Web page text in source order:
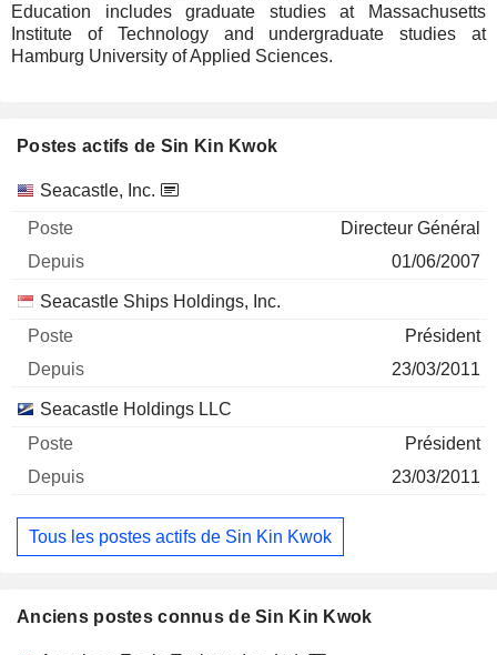
Education includes graduate studies at Massachusetts
Institute of Technology and undergraduate studies at
Hamburg University of Applied Sciences.
Postes actifs de Sin Kin Kwok
Sociétés Poste Début
Seacastle, Inc.
Directeur Général
01/06/2007
Seacastle Ships Holdings, Inc.
Président
23/03/2011
Seacastle Holdings LLC
Président
23/03/2011
Tous les postes actifs de Sin Kin Kwok
Anciens postes connus de Sin Kin Kwok